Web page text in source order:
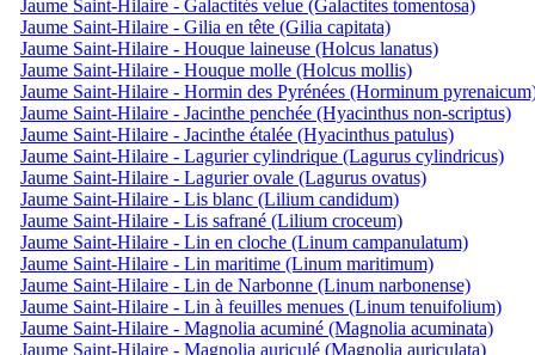
Jaume Saint-Hilaire - Galactités velue (Galactites tomentosa)
Jaume Saint-Hilaire - Gilia en tête (Gilia capitata)
Jaume Saint-Hilaire - Houque laineuse (Holcus lanatus)
Jaume Saint-Hilaire - Houque molle (Holcus mollis)
Jaume Saint-Hilaire - Hormin des Pyrénées (Horminum
Jaume Saint-Hilaire - Jacinthe penchée (Hyacinthus non-scriptus)
Jaume Saint-Hilaire - Jacinthe étalée (Hyacinthus patulus)
Jaume Saint-Hilaire - Lagurier cylindrique (Lagurus cylindricus)
Jaume Saint-Hilaire - Lagurier ovale (Lagurus ovatus)
Jaume Saint-Hilaire - Lis blanc (Lilium candidum)
Jaume Saint-Hilaire - Lis safrané (Lilium croceum)
Jaume Saint-Hilaire - Lin en cloche (Linum campanulatum)
Jaume Saint-Hilaire - Lin maritime (Linum maritimum)
Jaume Saint-Hilaire - Lin de Narbonne (Linum narbonense)
Jaume Saint-Hilaire - Lin à feuilles menues (Linum tenuifolium)
Jaume Saint-Hilaire - Magnolia acuminé (Magnolia acuminata)
Jaume Saint-Hilaire - Magnolia auriculé (Magnolia auriculata)